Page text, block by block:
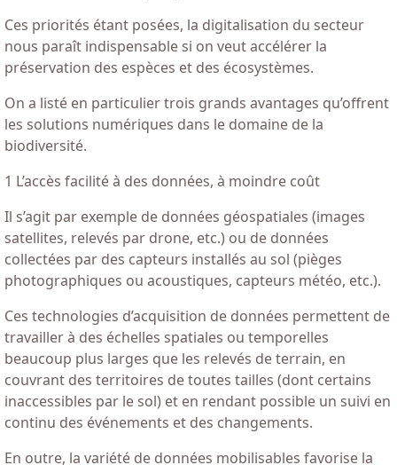
Ces priorités étant posées, la digitalisation du secteur
nous paraît indispensable si on veut accélérer la
préservation des espèces et des écosystèmes.
On a listé en particulier trois grands avantages qu’offrent
les solutions numériques dans le domaine de la
biodiversité.
1 L’accès facilité à des données, à moindre coût
Il s’agit par exemple de données géospatiales (images
satellites, relevés par drone, etc.) ou de données
collectées par des capteurs installés au sol (pièges
photographiques ou acoustiques, capteurs météo, etc.).
Ces technologies d’acquisition de données permettent de
travailler à des échelles spatiales ou temporelles
beaucoup plus larges que les relevés de terrain, en
couvrant des territoires de toutes tailles (dont certains
inaccessibles par le sol) et en rendant possible un suivi en
continu des événements et des changements.
En outre, la variété de données mobilisables favorise la